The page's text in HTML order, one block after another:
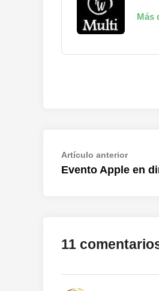
Más
Navegación
de
Artículo anteriorArtículo
Evento Apple en
11